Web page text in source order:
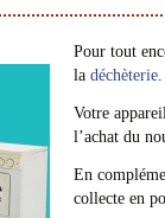
Pour tout
la déchèterie.
Votre
l’achat du
En
collecte en